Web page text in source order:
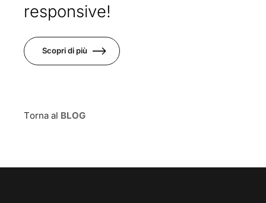
responsive!
Scopri di più
Torna al BLOG